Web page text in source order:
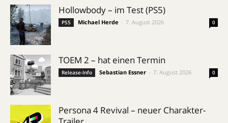
Hollowbody – im Test (PS5)
PS5 Michael Herde 7. August 2026 0
TOEM 2 – hat einen Termin
Release-Info Sebastian Essner 7. August 2026 0
Persona 4 Revival – neuer Charakter-